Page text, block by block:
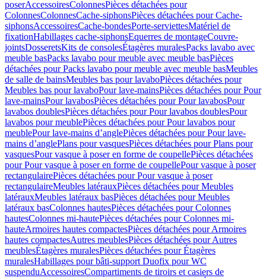
poserAccessoiresColonnesPièces détachées pour
ColonnesColonnesCache-siphonsPièces détachées pour Cache-
siphonsAccessoiresCache-bondesPorte-serviettesMatériel de
fixationHabillages cache-siphonsEquerres de montageCouvre-
jointsDosseretsKits de consolesÉtagères muralesPacks lavabo avec
meuble basPacks lavabo pour meuble avec meuble basPièces
détachées pour Packs lavabo pour meuble avec meuble basMeubles
de salle de bainsMeubles bas pour lavaboPièces détachées pour
Meubles bas pour lavaboPour lave-mainsPièces détachées pour Pour
lave-mainsPour lavabosPièces détachées pour Pour lavabosPour
lavabos doublesPièces détachées pour Pour lavabos doublesPour
lavabos pour meublePièces détachées pour Pour lavabos pour
meublePour lave-mains d’anglePièces détachées pour Pour lave-
mains d’anglePlans pour vasquesPièces détachées pour Plans pour
vasquesPour vasque à poser en forme de coupellePièces détachées
pour Pour vasque à poser en forme de coupellePour vasque à poser
rectangulairePièces détachées pour Pour vasque à poser
rectangulaireMeubles latérauxPièces détachées pour Meubles
latérauxMeubles latéraux basPièces détachées pour Meubles
latéraux basColonnes hautesPièces détachées pour Colonnes
hautesColonnes mi-hautePièces détachées pour Colonnes mi-
hauteArmoires hautes compactesPièces détachées pour Armoires
hautes compactesAutres meublesPièces détachées pour Autres
meublesÉtagères muralesPièces détachées pour Étagères
muralesHabillages pour bâti-support Duofix pour WC
suspenduAccessoiresCompartiments de tiroirs et casiers de